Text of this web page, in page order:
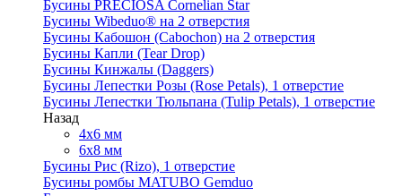
Бусины PRECIOSA Cornelian Star
Бусины Wibeduo® на 2 отверстия
Бусины Кабошон (Cabochon) на 2 отверстия
Бусины Капли (Tear Drop)
Бусины Кинжалы (Daggers)
Бусины Лепестки Розы (Rose Petals), 1 отверстие
Бусины Лепестки Тюльпана (Tulip Petals), 1 отверстие
Назад
4x6 мм
6x8 мм
Бусины Рис (Rizo), 1 отверстие
Бусины ромбы MATUBO Gemduo